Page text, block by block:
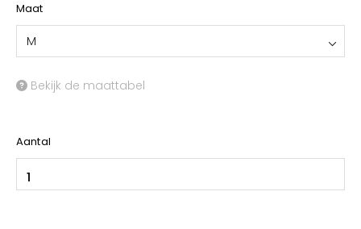
Maat
M
Bekijk de maattabel
Aantal